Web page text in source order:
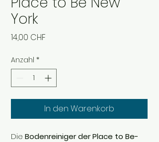
York
14,00 CHF
Anzahl *
In den Warenkorb
Die Bodenreiniger der Place to Be-